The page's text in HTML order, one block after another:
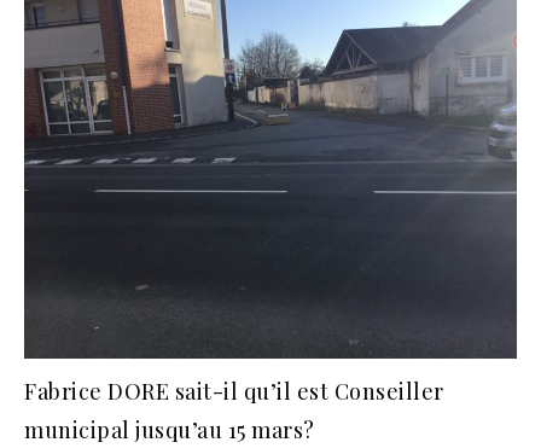
Fabrice DORE sait-il qu’il est Conseiller
municipal jusqu’au 15 mars?